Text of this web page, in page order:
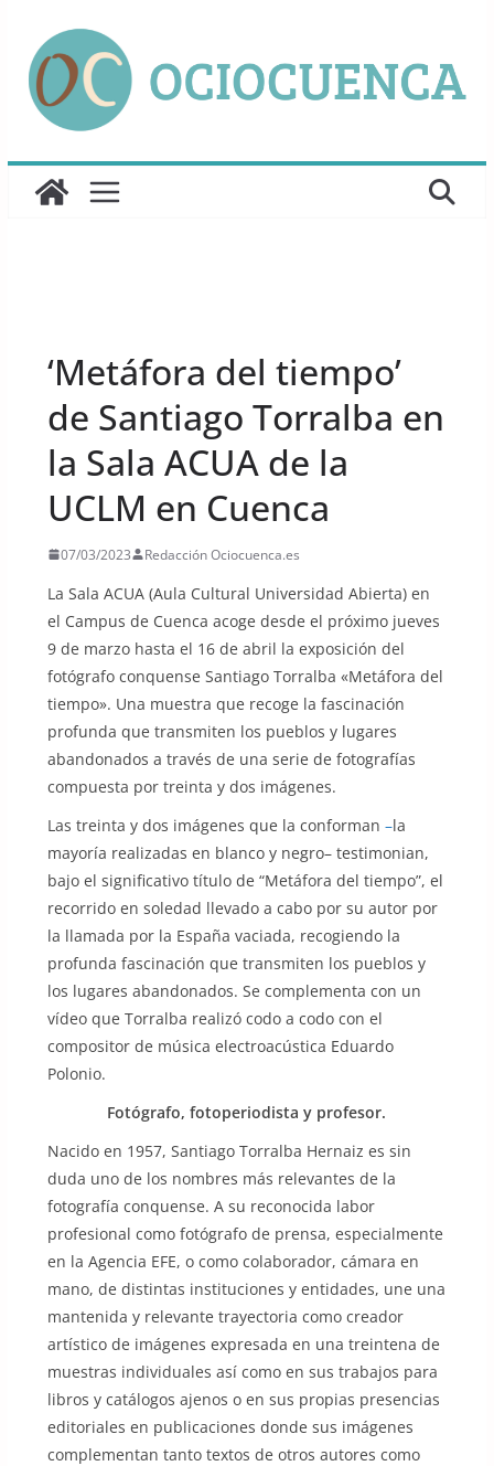
contenido
‘Metáfora del tiempo’
de Santiago Torralba en
la Sala ACUA de la
UCLM en Cuenca
07/03/2023 Redacción Ociocuenca.es
La Sala ACUA (Aula Cultural Universidad Abierta) en
el Campus de Cuenca acoge desde el próximo jueves
9 de marzo hasta el 16 de abril la exposición del
fotógrafo conquense Santiago Torralba «Metáfora del
tiempo». Una muestra que recoge la fascinación
profunda que transmiten los pueblos y lugares
abandonados a través de una serie de fotografías
compuesta por treinta y dos imágenes.
Las treinta y dos imágenes que la conforman –la
mayoría realizadas en blanco y negro– testimonian,
bajo el significativo título de “Metáfora del tiempo”, el
recorrido en soledad llevado a cabo por su autor por
la llamada por la España vaciada, recogiendo la
profunda fascinación que transmiten los pueblos y
los lugares abandonados. Se complementa con un
vídeo que Torralba realizó codo a codo con el
compositor de música electroacústica Eduardo
Polonio.
Fotógrafo, fotoperiodista y profesor.
Nacido en 1957, Santiago Torralba Hernaiz es sin
duda uno de los nombres más relevantes de la
fotografía conquense. A su reconocida labor
profesional como fotógrafo de prensa, especialmente
en la Agencia EFE, o como colaborador, cámara en
mano, de distintas instituciones y entidades, une una
mantenida y relevante trayectoria como creador
artístico de imágenes expresada en una treintena de
muestras individuales así como en sus trabajos para
libros y catálogos ajenos o en sus propias presencias
editoriales en publicaciones donde sus imágenes
complementan tanto textos de otros autores como